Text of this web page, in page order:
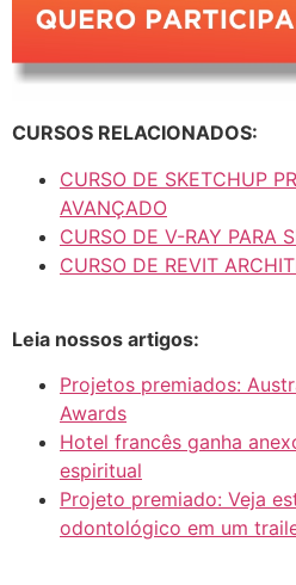
CURSOS RELACIONADOS:
CURSO DE SKETCHUP
AVANÇADO
CURSO DE V-RAY PARA
CURSO DE REVIT
Leia nossos artigos:
Projetos premiados:
Awards
Hotel francês ganha
espiritual
Projeto premiado: Veja
odontológico em um